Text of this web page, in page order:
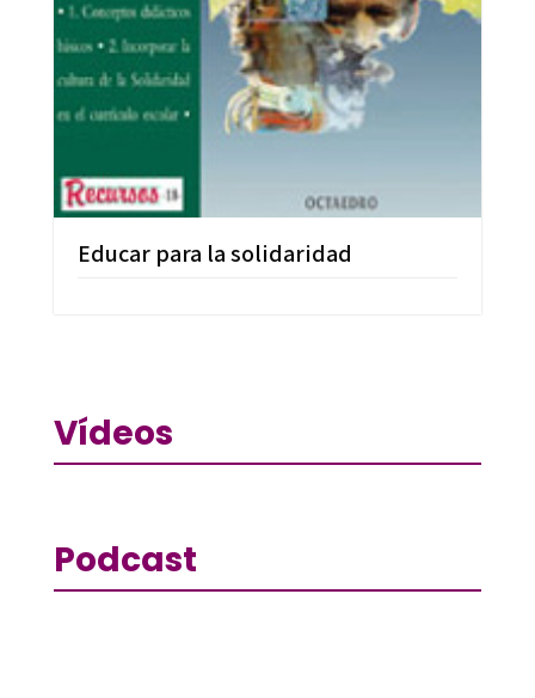
Educar para la solidaridad
Vídeos
Podcast